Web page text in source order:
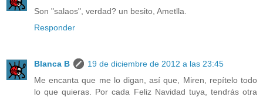
Son "salaos", verdad? un besito, Ametlla.
Responder
Blanca B
19 de diciembre de 2012 a las 23:45
Me encanta que me lo digan, así que, Miren, repítelo todo
lo que quieras. Por cada Feliz Navidad tuya, tendrás otra